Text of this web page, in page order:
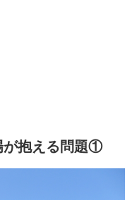
抱える問題①